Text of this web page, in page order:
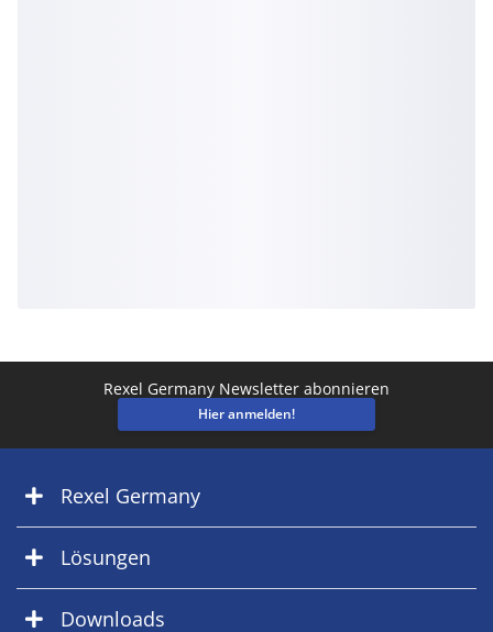
Rexel Germany Newsletter abonnieren
Hier anmelden!
Rexel Germany
Lösungen
Downloads